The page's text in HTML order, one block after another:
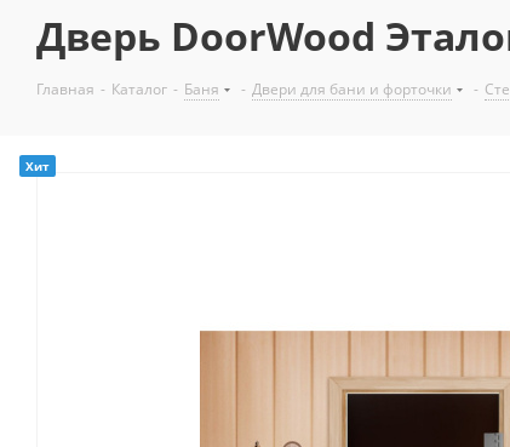
Дверь DoorWood
Главная - Каталог - Баня - Двери для бани и форточки -
Хит